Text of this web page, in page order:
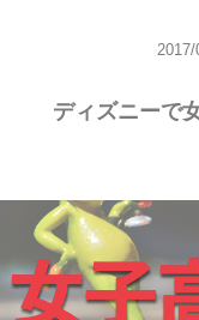
2017/
ディズニーで